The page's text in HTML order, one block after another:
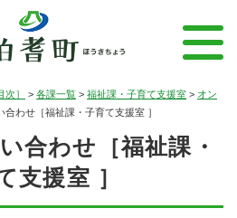
］ > 各課一覧 > 福祉課・子育て支援室 > オン
合わせ［福祉課・子育て支援室 ］
合わせ［福祉課・
支援室 ］